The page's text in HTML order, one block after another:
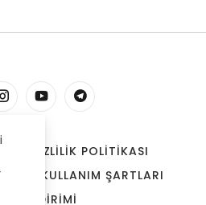
GIZLILIK POLITIKASI
KULLANIM ŞARTLARI
BILDIRIMI